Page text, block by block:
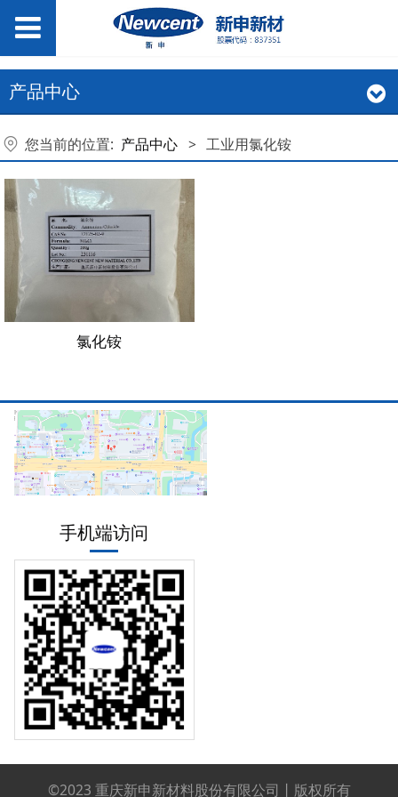
产品中心
您当前的位置: 产品中心 > 工业用氯化铵
氯化铵
手机端访问
©2023 重庆新申新材料股份有限公司丨版权所有